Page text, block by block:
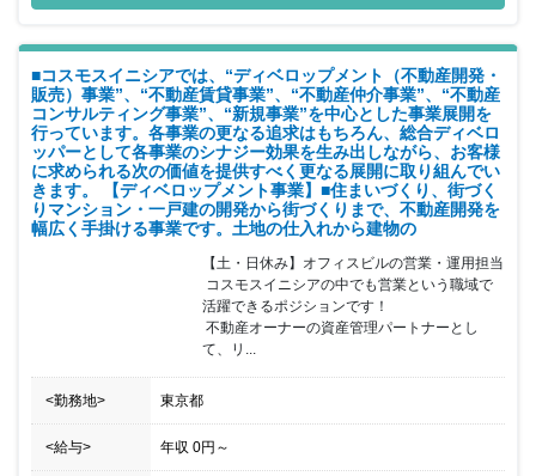
■コスモスイニシアでは、“ディベロップメント（不動産開発・
販売）事業”、“不動産賃貸事業”、“不動産仲介事業”、“不動産
コンサルティング事業”、“新規事業”を中心とした事業展開を
行っています。各事業の更なる追求はもちろん、総合ディベロ
ッパーとして各事業のシナジー効果を生み出しながら、お客様
に求められる次の価値を提供すべく更なる展開に取り組んでい
きます。 【ディベロップメント事業】■住まいづくり、街づく
りマンション・一戸建の開発から街づくりまで、不動産開発を
幅広く手掛ける事業です。土地の仕入れから建物の
【土・日休み】オフィスビルの営業・運用担当
活躍できるポジションです！
て、リ...
<勤務地> 東京都
<給与> 年収 0円 ～